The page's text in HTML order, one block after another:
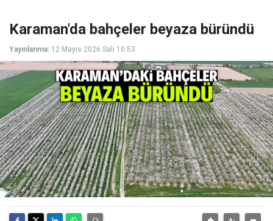
Karaman'da bahçeler beyaza büründü
Yayınlanma: 12 Mayıs 2026 Salı 10:53